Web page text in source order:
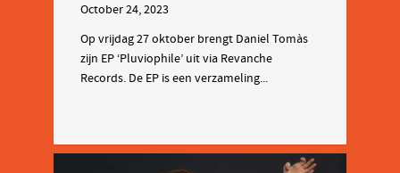
October 24, 2023
Op vrijdag 27 oktober brengt Daniel Tomàs
zijn EP ‘Pluviophile’ uit via Revanche
Records. De EP is een verzameling...